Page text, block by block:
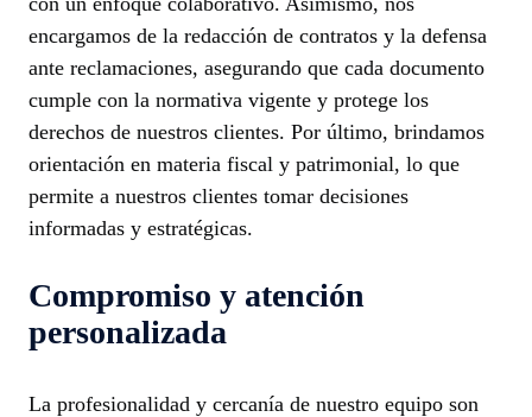
encargamos de la redacción de contratos y la defensa
ante reclamaciones, asegurando que cada documento
cumple con la normativa vigente y protege los
derechos de nuestros clientes. Por último, brindamos
orientación en materia fiscal y patrimonial, lo que
permite a nuestros clientes tomar decisiones
informadas y estratégicas.
Compromiso y atención
personalizada
La profesionalidad y cercanía de nuestro equipo son